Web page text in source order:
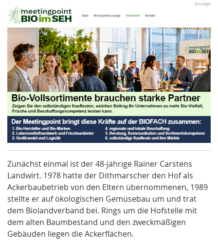
Anzeige
Zunächst einmal ist der 48-jährige Rainer Carstens
Landwirt. 1978 hatte der Dithmarscher den Hof als
Ackerbaubetrieb von den Eltern übernommenen, 1989
stellte er auf ökologischen Gemüsebau um und trat
dem Biolandverband bei. Rings um die Hofstelle mit
dem alten Baumbestand und den zweckmäßigen
Gebäuden liegen die Ackerflächen.